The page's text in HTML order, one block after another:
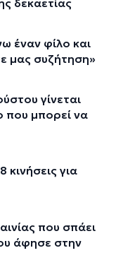
έναν φίλο και
μας συζήτηση»
γίνεται
που μπορεί να
κινήσεις για
που σπάει
άφησε στην